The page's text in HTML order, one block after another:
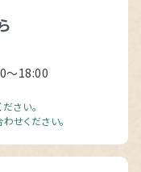
〜18:00
さい。
せください。